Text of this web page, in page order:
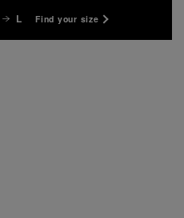
L Find your size